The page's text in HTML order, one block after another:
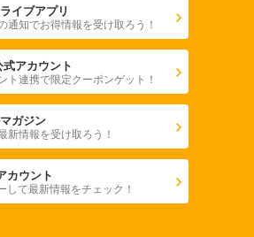
イブアプリ
通知でお得情報を受け取ろう！
アカウント
ト連携で限定クーポンゲット！
ガジン
新情報を受け取ろう！
カウント
して最新情報をチェック！